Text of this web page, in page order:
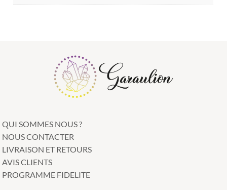
QUI SOMMES NOUS ?
NOUS CONTACTER
LIVRAISON ET RETOURS
AVIS CLIENTS
PROGRAMME FIDELITE